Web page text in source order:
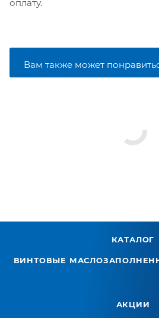
оплату.
Вам также может
КАТАЛОГ
ВИНТОВЫЕ
АКЦИИ